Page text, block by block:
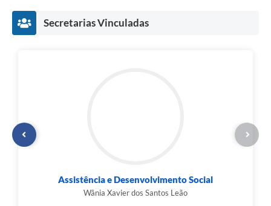
Secretarias Vinculadas
Assistência e Desenvolvimento Social
Wânia Xavier dos Santos Leão